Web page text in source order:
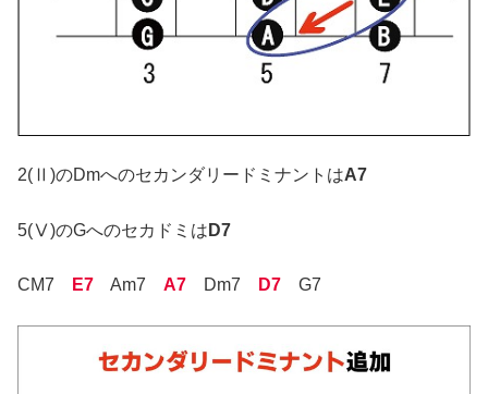
2(Ⅱ)のDmへのセカンダリードミナントはA7
5(Ⅴ)のGへのセカドミは D7
CM7 E7 Am7 A7 Dm7 D7 G7